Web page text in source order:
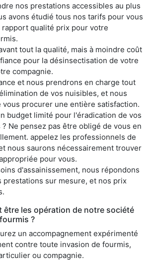
nos prestations accessibles au plus
avons étudié tous nos tarifs pour vous
qualité prix pour votre
tout la qualité, mais à moindre coût
pour la désinsectisation de votre
compagnie.
et nous prendrons en charge tout
de vos nuisibles, et nous
procurer une entière satisfaction.
budget limité pour l'éradication de vos
Ne pensez pas être obligé de vous en
appelez les professionnels de
nous saurons nécessairement trouver
pour vous.
d'assainissement, nous répondons
prestations sur mesure, et nos prix
être les opération de notre société
?
un accompagnement expérimenté
contre toute invasion de fourmis,
ou compagnie.